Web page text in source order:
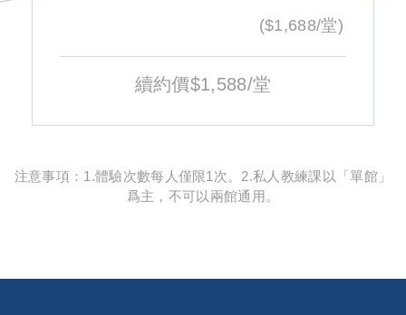
($1,688/堂)
續約價$1,588/堂
注意事項：1.體驗次數每人僅限1次。2.私人教練課以「單館」
爲主，不可以兩館通用。